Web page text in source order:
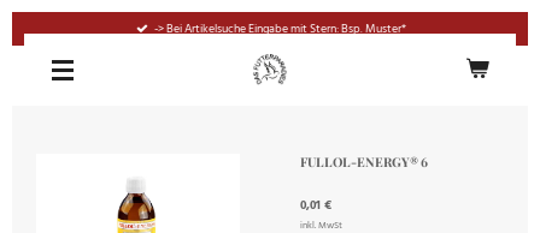
springen
-> Bei Artikelsuche Eingabe mit Stern: Bsp. Muster*
FULLOL-ENERGY® 6
0,01 €
inkl. MwSt